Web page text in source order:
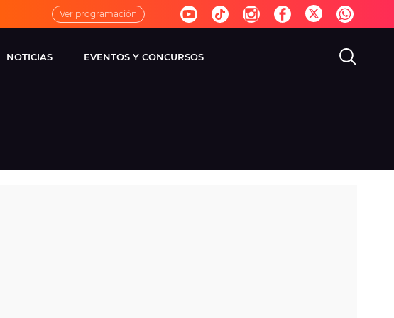
Ver programación
VIRALES
NOTICIAS EVENTOS Y CONCURSOS